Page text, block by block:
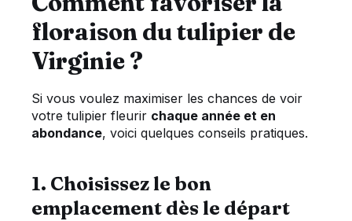
floraison du tulipier de
Virginie ?
Si vous voulez maximiser les chances de voir
votre tulipier fleurir chaque année et en
abondance, voici quelques conseils pratiques.
1. Choisissez le bon
emplacement dès le départ